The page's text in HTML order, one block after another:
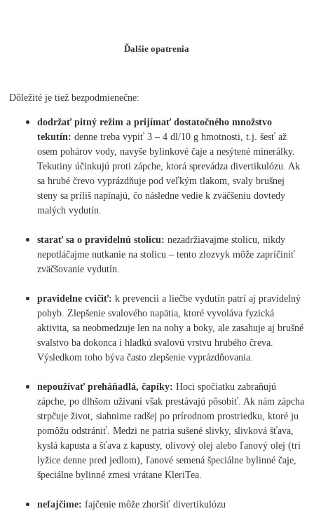
Ďalšie opatrenia
Dôležité je tiež bezpodmienečne:
dodržať pitný režim a prijímať dostatočného množstvo
tekutín: denne treba vypiť 3 – 4 dl/10 g hmotnosti, t.j. šesť až
osem pohárov vody, navyše bylinkové čaje a nesýtené minerálky.
Tekutiny účinkujú proti zápche, ktorá sprevádza divertikulózu. Ak
sa hrubé črevo vyprázdňuje pod veľkým tlakom, svaly brušnej
steny sa príliš napínajú, čo následne vedie k zväčšeniu dovtedy
malých vydutín.
starať sa o pravidelnú stolicu: nezadržiavajme stolicu, nikdy
nepotláčajme nutkanie na stolicu – tento zlozvyk môže zapríčiniť
zväčšovanie vydutín.
pravidelne cvičiť: k prevencii a liečbe vydutín patrí aj pravidelný
pohyb. Zlepšenie svalového napätia, ktoré vyvoláva fyzická
aktivita, sa neobmedzuje len na nohy a boky, ale zasahuje aj brušné
svalstvo ba dokonca i hladkú svalovú vrstvu hrubého čreva.
Výsledkom toho býva často zlepšenie vyprázdňovania.
nepoužívať preháňadlá, čapíky: Hoci spočiatku zabraňujú
zápche, po dlhšom užívaní však prestávajú pôsobiť. Ak nám zápcha
strpčuje život, siahnime radšej po prírodnom prostriedku, ktoré ju
pomôžu odstrániť. Medzi ne patria sušené slivky, slivková šťava,
kyslá kapusta a šťava z kapusty, olivový olej alebo ľanový olej (tri
lyžice denne pred jedlom), ľanové semená špeciálne bylinné čaje,
špeciálne bylinné zmesi vrátane KleriTea.
nefajčime: fajčenie môže zhoršiť divertikulózu